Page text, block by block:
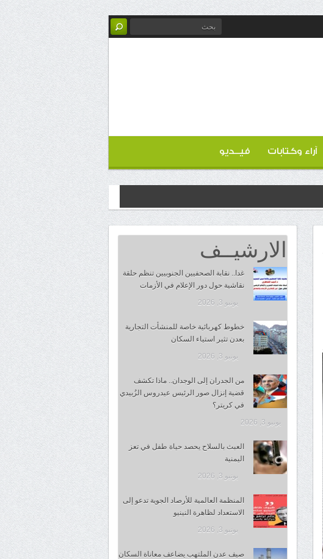
آراء وكتابات فيــديو
الارشيــف
غدا.. نقابة الصحفيين الجنوبيين تنظم حلقة
نقاشية حول دور الإعلام في الأزمات
يونيو 3, 2026
خطوط كهربائية خاصة للمنشأت التجارية
بعدن تثير استياء السكان
يونيو 3, 2026
من الجدران إلى الوجدان.. ماذا تكشف
قضية إنزال صور الرئيس عيدروس الزُبيدي
في كريتر؟
يونيو 3, 2026
العبث بالسلاح يحصد حياة طفل في تعز
اليمنية
يونيو 3, 2026
المنظمة العالمية للأرصاد الجوية تدعو إلى
الاستعداد لظاهرة النينيو
يونيو 3, 2026
صيف عدن الملتهب يضاعف معاناة السكان